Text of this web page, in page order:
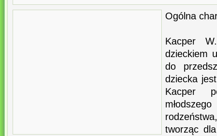
Ogólna
Kacper
dzieckiem
do
dziecka
Kacper
tworząc